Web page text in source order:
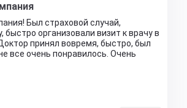
Был страховой случай,
быстро организовали визит к врачу в
принял вовремя, быстро, был
все очень понравилось. Очень